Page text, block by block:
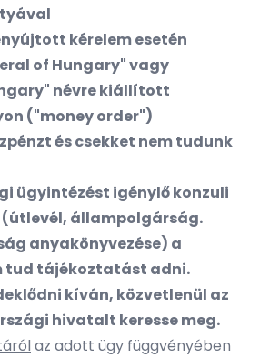
kérelem esetén
of Hungary" vagy
névre kiállított
("money order")
és csekket nem tudunk
ügyintézést igénylőkonzuli
állampolgárság.
anyakönyvezése) a
tud tájékoztatást adni.
kíván, közvetlenül az
hivatalt keresse meg.
az adott ügy függvényében